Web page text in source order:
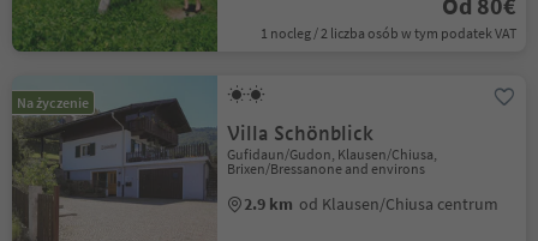
1 nocleg / 2 liczba osób w tym podatek VAT
Na życzenie
Villa Schönblick
Gufidaun/Gudon, Klausen/Chiusa,
Brixen/Bressanone and environs
2.9 km od Klausen/Chiusa centrum